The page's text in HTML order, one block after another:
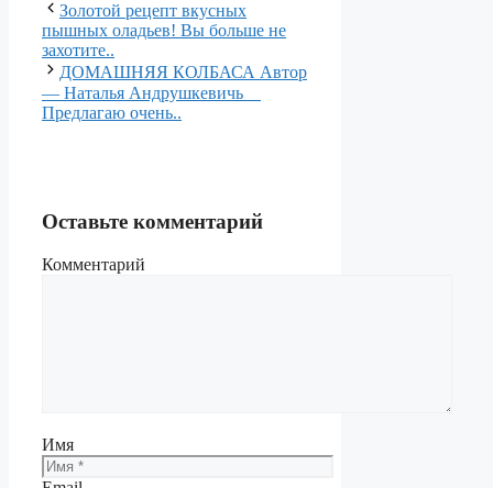
Золотой рецепт вкусных
пышных оладьев! Вы больше не
захотите..
ДОМАШНЯЯ КОЛБАСА Автор
— Наталья Андрушкевичь ⠀
Предлагаю очень..
Оставьте комментарий
Комментарий
Имя